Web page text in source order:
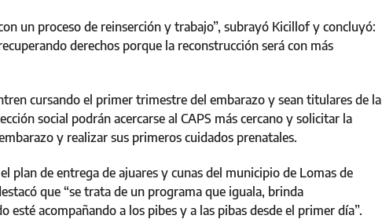
un proceso de reinserción y trabajo”, subrayó Kicillof y concluyó:
derechos porque la reconstrucción será con más
cursando el primer trimestre del embarazo y sean titulares de la
social podrán acercarse al CAPS más cercano y solicitar la
y realizar sus primeros cuidados prenatales.
plan de entrega de ajuares y cunas del municipio de Lomas de
que “se trata de un programa que iguala, brinda
acompañando a los pibes y a las pibas desde el primer día”.